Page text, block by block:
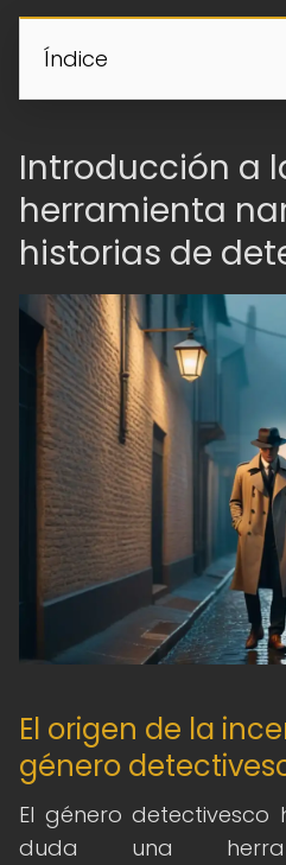
Índice
Introducción a
herramienta
historias de
El origen de la
género
El género
duda una